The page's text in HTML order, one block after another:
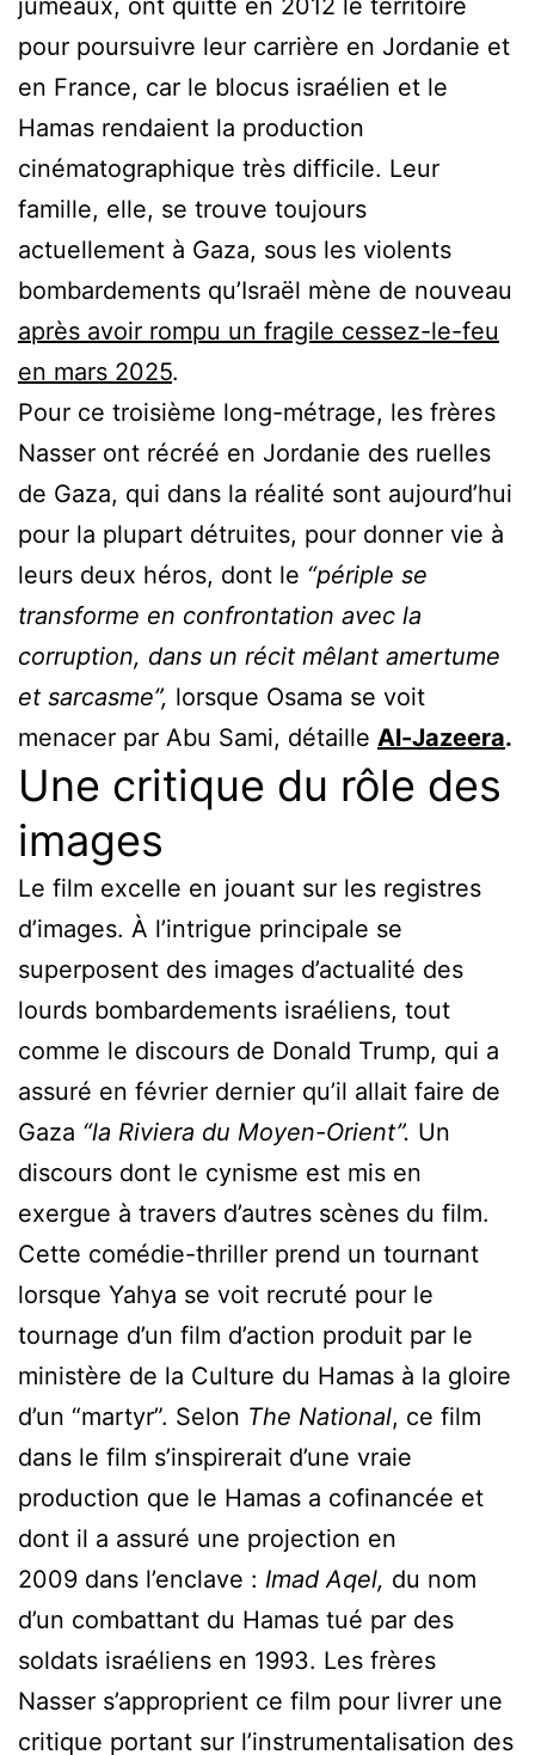
pour poursuivre leur carrière en Jordanie et
en France, car le blocus israélien et le
Hamas rendaient la production
cinématographique très difficile. Leur
famille, elle, se trouve toujours
actuellement à Gaza, sous les violents
bombardements qu’Israël mène de nouveau
après avoir rompu un fragile cessez-le-feu
en mars 2025.
Pour ce troisième long-métrage, les frères
Nasser ont récréé en Jordanie des ruelles
de Gaza, qui dans la réalité sont aujourd’hui
pour la plupart détruites, pour donner vie à
leurs deux héros, dont le “périple se
transforme en confrontation avec la
corruption, dans un récit mêlant amertume
et sarcasme”, lorsque Osama se voit
menacer par Abu Sami, détaille Al-Jazeera.
Une critique du rôle des
images
Le film excelle en jouant sur les registres
d’images. À l’intrigue principale se
superposent des images d’actualité des
lourds bombardements israéliens, tout
comme le discours de Donald Trump, qui a
assuré en février dernier qu’il allait faire de
Gaza “la Riviera du Moyen-Orient”. Un
discours dont le cynisme est mis en
exergue à travers d’autres scènes du film.
Cette comédie-thriller prend un tournant
lorsque Yahya se voit recruté pour le
tournage d’un film d’action produit par le
ministère de la Culture du Hamas à la gloire
d’un “martyr”. Selon The National, ce film
dans le film s’inspirerait d’une vraie
production que le Hamas a cofinancée et
dont il a assuré une projection en
2009 dans l’enclave : Imad Aqel, du nom
d’un combattant du Hamas tué par des
soldats israéliens en 1993. Les frères
Nasser s’approprient ce film pour livrer une
critique portant sur l’instrumentalisation des